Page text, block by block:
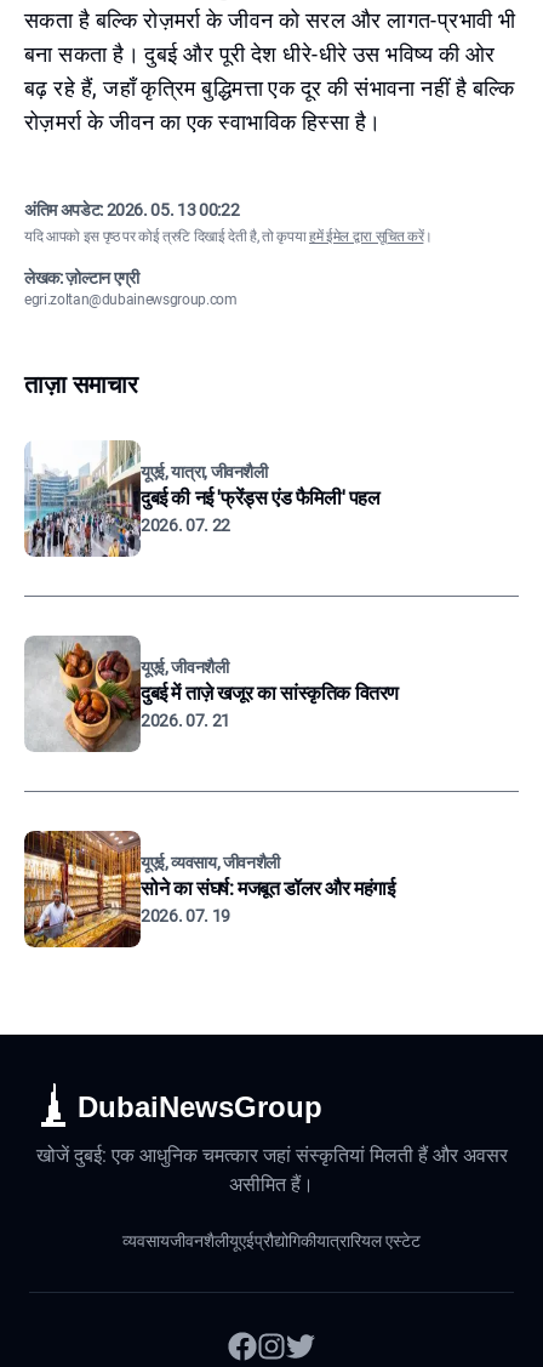
सकता है बल्कि रोज़मर्रा के जीवन को सरल और लागत-प्रभावी भी
बना सकता है। दुबई और पूरी देश धीरे-धीरे उस भविष्य की ओर
बढ़ रहे हैं, जहाँ कृत्रिम बुद्धिमत्ता एक दूर की संभावना नहीं है बल्कि
रोज़मर्रा के जीवन का एक स्वाभाविक हिस्सा है।
अंतिम अपडेट:2026. 05. 13 00:22
यदि आपको इस पृष्ठ पर कोई त्रुटि दिखाई देती है, तो कृपयाहमें ईमेल द्वारा सूचित करें।
लेखक: ज़ोल्टान एग्री
egri.zoltan@dubainewsgroup.com
ताज़ा समाचार
यूएई, यात्रा, जीवनशैली
दुबई की नई 'फ्रेंड्स एंड फैमिली' पहल
2026. 07. 22
यूएई, जीवनशैली
दुबई में ताज़े खजूर का सांस्कृतिक वितरण
2026. 07. 21
यूएई, व्यवसाय, जीवनशैली
सोने का संघर्ष: मजबूत डॉलर और महंगाई
2026. 07. 19
DubaiNewsGroup
खोजें दुबई: एक आधुनिक चमत्कार जहां संस्कृतियां मिलती हैं और अवसर
असीमित हैं।
व्यवसायजीवनशैलीयूएईप्रौद्योगिकीयात्रारियल एस्टेट